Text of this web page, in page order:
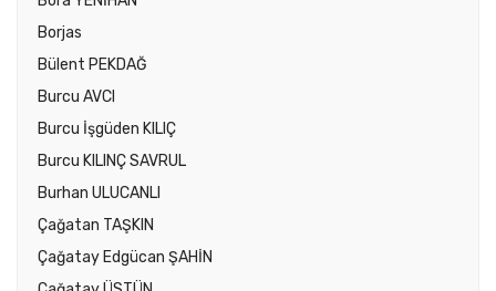
Borjas
Bülent PEKDAĞ
Burcu AVCI
Burcu İşgüden KILIÇ
Burcu KILINÇ SAVRUL
Burhan ULUCANLI
Çağatan TAŞKIN
Çağatay Edgücan ŞAHİN